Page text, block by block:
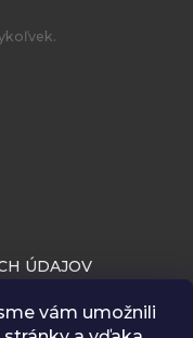
vám umožnili
ÚDAJOV